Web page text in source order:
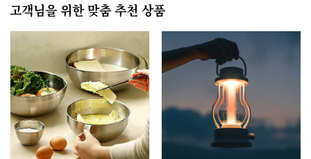
고객님을 위한 맞춤 추천 상품